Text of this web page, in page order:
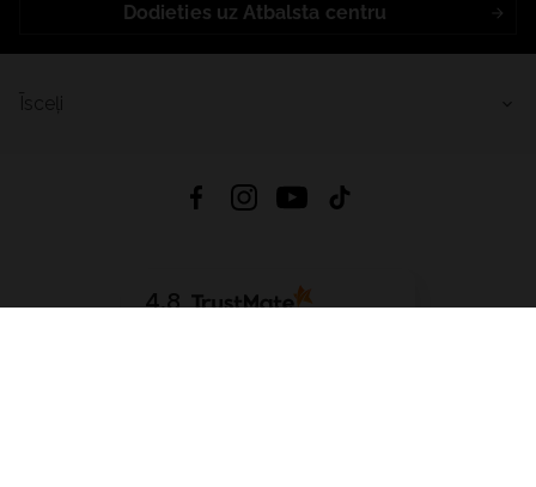
Dodieties uz Atbalsta centru
4.8